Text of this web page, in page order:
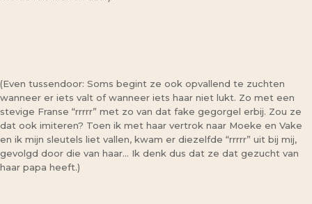
(Even tussendoor: Soms begint ze ook opvallend te zuchten
wanneer er iets valt of wanneer iets haar niet lukt. Zo met een
stevige Franse “rrrrr” met zo van dat fake gegorgel erbij. Zou ze
dat ook imiteren? Toen ik met haar vertrok naar Moeke en Vake
en ik mijn sleutels liet vallen, kwam er diezelfde “rrrrr” uit bij mij,
gevolgd door die van haar… Ik denk dus dat ze dat gezucht van
haar papa heeft.)